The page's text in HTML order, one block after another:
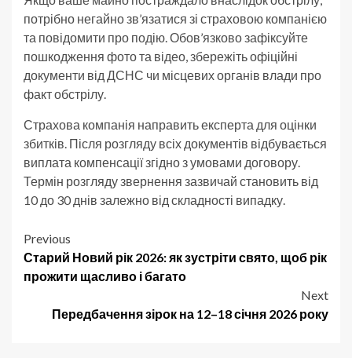
потрібно негайно зв’язатися зі страховою компанією
та повідомити про подію. Обов’язково зафіксуйте
пошкодження фото та відео, збережіть офіційні
документи від ДСНС чи місцевих органів влади про
факт обстрілу.
Страхова компанія направить експерта для оцінки
збитків. Після розгляду всіх документів відбувається
виплата компенсації згідно з умовами договору.
Термін розгляду звернення зазвичай становить від
10 до 30 днів залежно від складності випадку.
Post
navigation
Previous
Старий Новий рік 2026: як зустріти свято, щоб рік
прожити щасливо і багато
Next
Передбачення зірок на 12–18 січня 2026 року